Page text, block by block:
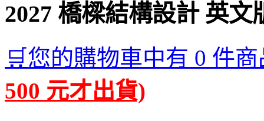
2027 橋樑結構設計 英文
🛒您的購物車中有 0 件
500 元才出貨)